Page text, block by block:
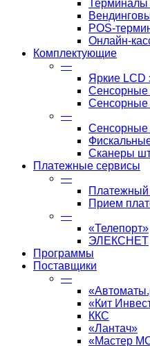
Терминалы
POS-
Онлайн-
Комплектующие
—
Яркие LCD
Сенсорные
Сенсорные
—
Сенсорные
Сканеры
Платежные сервисы
—
Платежный
Прием
—
«Телепорт»
ЭЛЕКСНЕТ
Программы
Поставщики
—
«Кит
ККС
«Лантач»
«Мастер